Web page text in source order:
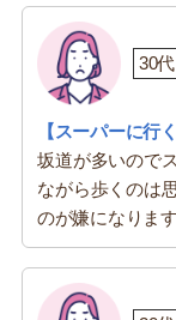
30代
【スーパーに行
坂道が多いので
ながら歩くのは
のが嫌になります